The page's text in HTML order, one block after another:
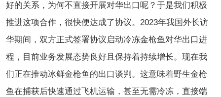
好的关系，为何不直接开展对华出口呢？于是我们积极
推进这项合作，很快便达成了协议。2023年我国外长访
华期间，双方正式签署协议启动冷冻金枪鱼对华出口进
程，目前业务发展态势良好且保持着持续增长。现在我
们正在推动冰鲜金枪鱼的出口谈判。这意味着野生金枪
鱼在捕获后快速通过飞机运输，甚至无需冷冻，直接端